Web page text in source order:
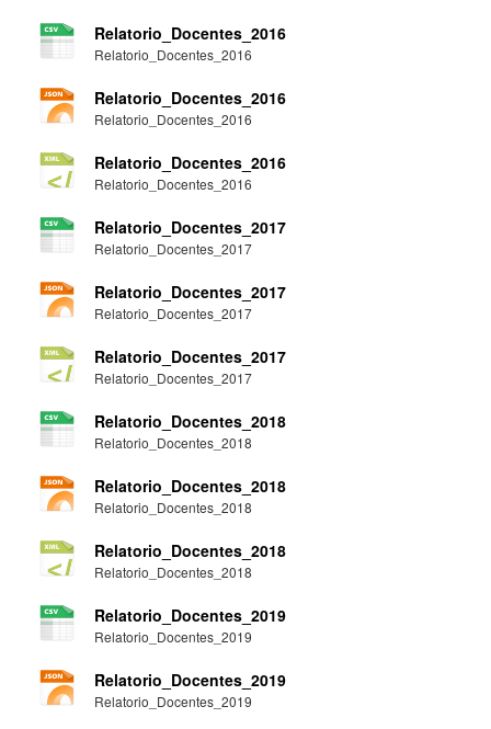
Relatorio_Docentes_2016
Relatorio_Docentes_2016
Relatorio_Docentes_2016
Relatorio_Docentes_2016
Relatorio_Docentes_2016
Relatorio_Docentes_2016
Relatorio_Docentes_2017
Relatorio_Docentes_2017
Relatorio_Docentes_2017
Relatorio_Docentes_2017
Relatorio_Docentes_2017
Relatorio_Docentes_2017
Relatorio_Docentes_2018
Relatorio_Docentes_2018
Relatorio_Docentes_2018
Relatorio_Docentes_2018
Relatorio_Docentes_2018
Relatorio_Docentes_2018
Relatorio_Docentes_2019
Relatorio_Docentes_2019
Relatorio_Docentes_2019
Relatorio_Docentes_2019